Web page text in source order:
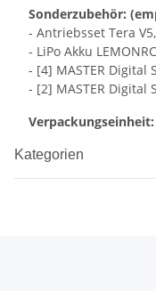
Sonderzubehör:
- Antriebsset Tera
- LiPo Akku
- [4] MASTER Digital
- [2] MASTER Digital
Verpackungseinheit:
Kategorien